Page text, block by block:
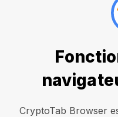
CryptoTab Browser